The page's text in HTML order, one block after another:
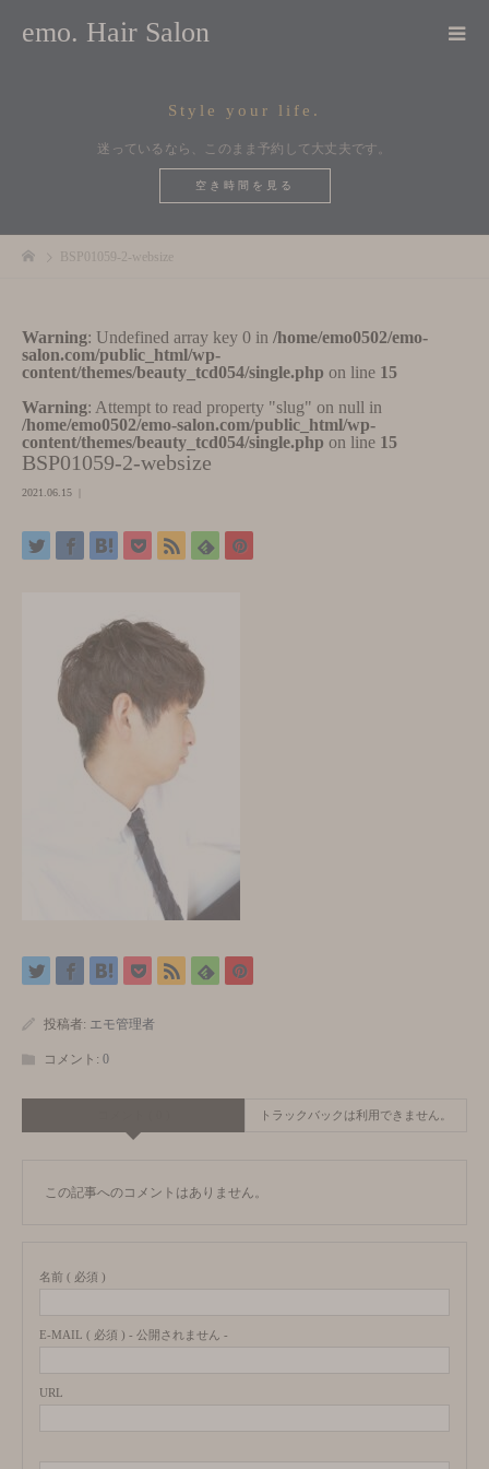
emo. Hair Salon
Style your life.
迷っているなら、このまま予約して大丈夫です。
空き時間を見る
BSP01059-2-websize
Warning: Undefined array key 0 in /home/emo0502/emo-
salon.com/public_html/wp-
content/themes/beauty_tcd054/single.php on line 15
Warning: Attempt to read property "slug" on null in
/home/emo0502/emo-salon.com/public_html/wp-
content/themes/beauty_tcd054/single.php on line 15
BSP01059-2-websize
2021.06.15
投稿者: エモ管理者
コメント: 0
トラックバックは利用できません。
この記事へのコメントはありません。
名前 ( 必須 )
E-MAIL ( 必須 ) - 公開されません -
URL